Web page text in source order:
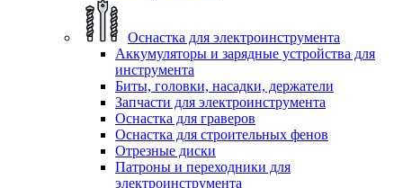
Оснастка для электроинструмента
Аккумуляторы и зарядные устройства для
инструмента
Биты, головки, насадки, держатели
Запчасти для электроинструмента
Оснастка для граверов
Оснастка для строительных фенов
Отрезные диски
Патроны и переходники для
электроинструмента